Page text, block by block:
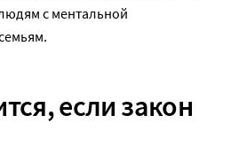
с ментальной
если закон